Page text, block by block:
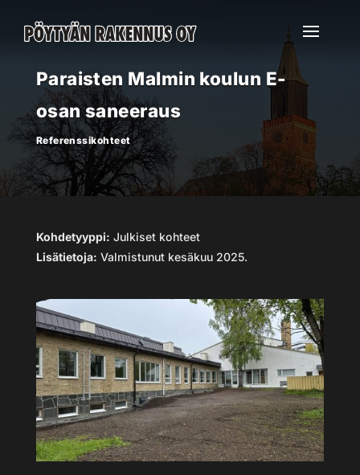
Paraisten Malmin koulun E-
osan saneeraus
Referenssikohteet
Kohdetyyppi: Julkiset kohteet
Lisätietoja: Valmistunut kesäkuu 2025.